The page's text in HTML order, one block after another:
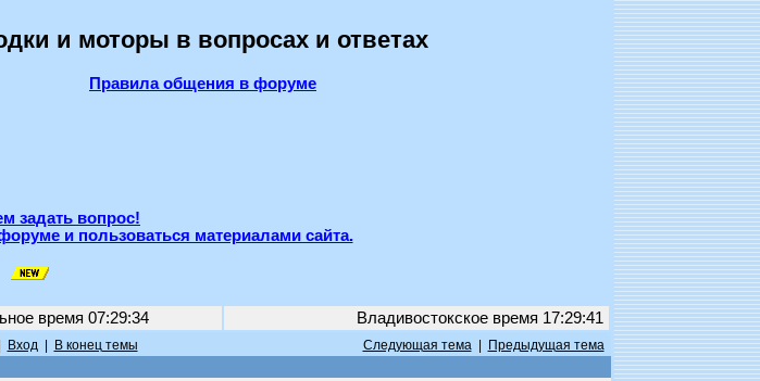
и моторы в вопросах и ответах
Правила общения в форуме
задать вопрос!
и пользоваться материалами сайта.
время 07:29:34 Владивостокское время 17:29:41
Вход| В конец темы Следующая тема|
Предыдущая тема